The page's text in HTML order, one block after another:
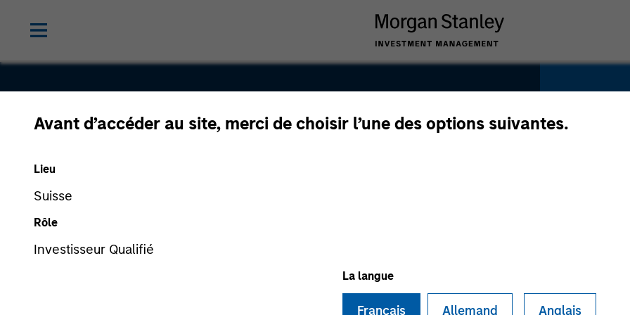
Avant d’accéder au site, merci de choisir l’une des options suivantes.
Lieu
Suisse
Rôle
Investisseur Qualifié
La langue
Français Allemand Anglais
Services